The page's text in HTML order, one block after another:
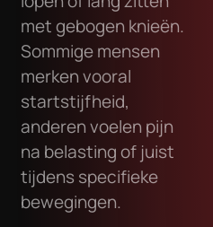
met gebogen knieën.
Sommige mensen
merken vooral
startstijfheid,
anderen voelen pijn
na belasting of juist
tijdens specifieke
bewegingen.